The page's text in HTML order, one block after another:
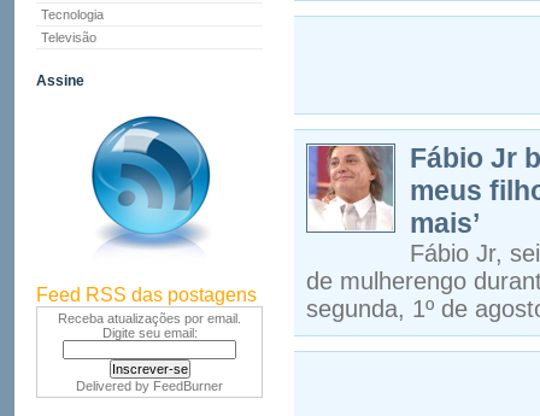
Tecnologia
Televisão
Assine
Feed RSS das postagens
Receba atualizações por email.
Digite seu email:
Delivered by FeedBurner
Fábio Jr
meus
mais’
Fábio Jr,
de mulherengo
segunda, 1º de